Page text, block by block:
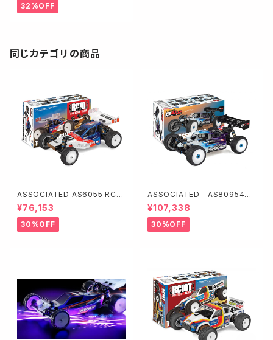
32%OFF
同じカテゴリの商品
ASSOCIATED AS6055 RC10
4WD Factory Team Kit
¥76,153
30%OFF
ASSOCIATED AS80954
RC8B4.2 TEAM KIT 【GPバギ
ー】
¥107,338
30%OFF